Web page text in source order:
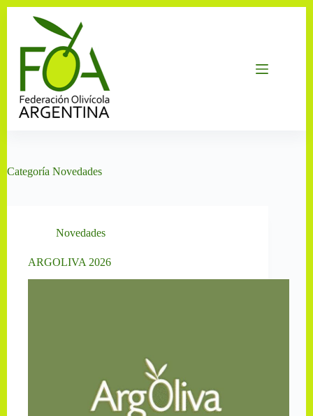
Categoría Novedades
Novedades
ARGOLIVA 2026